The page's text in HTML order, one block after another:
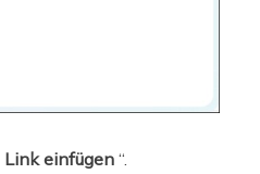
Link einfügen “.